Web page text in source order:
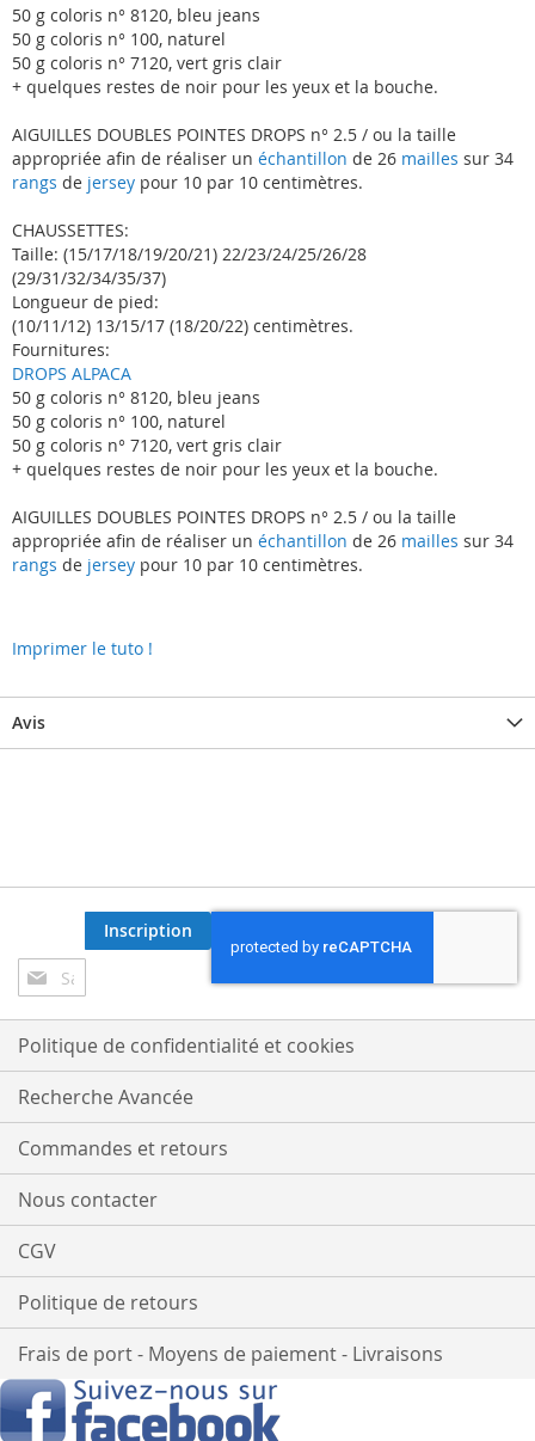
50 g coloris n° 8120, bleu jeans
50 g coloris n° 100, naturel
50 g coloris n° 7120, vert gris clair
+ quelques restes de noir pour les yeux et la bouche.
AIGUILLES DOUBLES POINTES DROPS n° 2.5 / ou la taille
appropriée afin de réaliser un échantillon de 26 mailles sur 34
rangs de jersey pour 10 par 10 centimètres.
CHAUSSETTES:
Taille: (15/17/18/19/20/21) 22/23/24/25/26/28
(29/31/32/34/35/37)
Longueur de pied:
(10/11/12) 13/15/17 (18/20/22) centimètres.
Fournitures:
DROPS ALPACA
50 g coloris n° 8120, bleu jeans
50 g coloris n° 100, naturel
50 g coloris n° 7120, vert gris clair
+ quelques restes de noir pour les yeux et la bouche.
AIGUILLES DOUBLES POINTES DROPS n° 2.5 / ou la taille
appropriée afin de réaliser un échantillon de 26 mailles sur 34
rangs de jersey pour 10 par 10 centimètres.
Imprimer le tuto !
Avis
Inscription
à
notre
lettre
d’information
:
Inscription
Politique de confidentialité et cookies
Recherche Avancée
Commandes et retours
Nous contacter
CGV
Politique de retours
Frais de port - Moyens de paiement - Livraisons